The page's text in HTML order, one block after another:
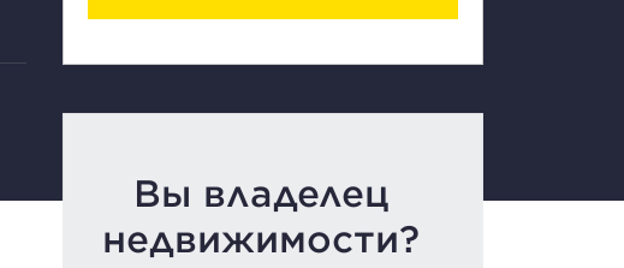
Вы владелец
недвижимости?